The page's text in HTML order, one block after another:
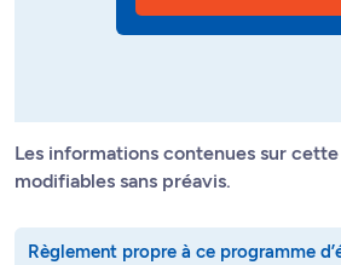
Les informations contenues sur
modifiables sans préavis.
Règlement propre à ce programme